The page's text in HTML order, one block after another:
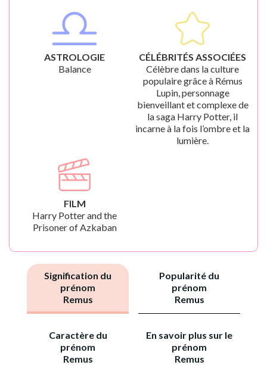
ASTROLOGIE
Balance
CÉLÉBRITÉS ASSOCIÉES
Célèbre dans la culture
populaire grâce à Rémus
Lupin, personnage
bienveillant et complexe de
la saga Harry Potter, il
incarne à la fois l’ombre et la
lumière.
FILM
Harry Potter and the
Prisoner of Azkaban
Signification du
prénom
Remus
Popularité du
prénom
Remus
Caractère du
prénom
Remus
En savoir plus sur le
prénom
Remus